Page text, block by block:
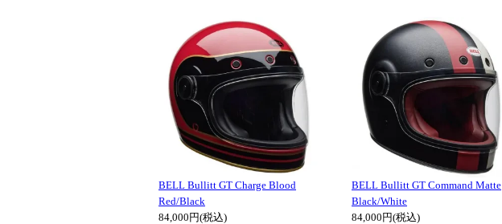
BELL Bullitt GT Charge Blood
Red/Black
84,000円(税込)
BELL Bullitt GT Command Matte
Black/White
84,000円(税込)